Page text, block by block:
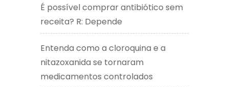
É possível comprar antibiótico sem
receita? R: Depende
Entenda como a cloroquina e a
nitazoxanida se tornaram
medicamentos controlados